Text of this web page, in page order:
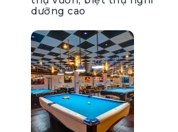
dưỡng cao